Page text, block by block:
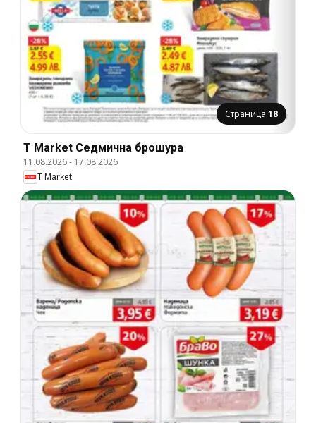
Страница 18
T Market Cедмична брошура
11.08.2026- 17.08.2026
T Market